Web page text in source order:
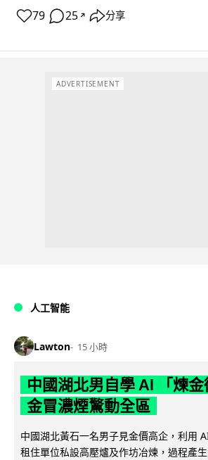
79 25 ↗ 分享
ADVERTISEMENT
人工智能
Lawton 15 小時
中國湖北男自學 AI 「煉
金冒濃煙驚動全區
中國湖北黃石一名男子見金價高企，利用
租住單位私設高壓爐及作坊冶煉，過程產